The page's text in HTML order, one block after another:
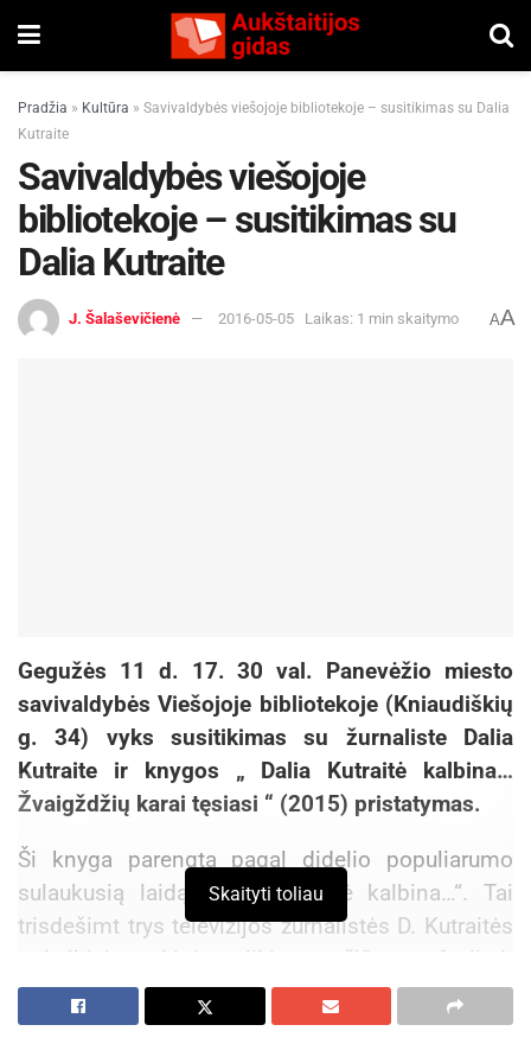
Pradžia » Kultūra » Savivaldybės viešojoje bibliotekoje – susitikimas su Dalia
Kutraite
Savivaldybės viešojoje
bibliotekoje – susitikimas su
Dalia Kutraite
J. Šalaševičienė 2016-05-05 Laikas: 1 min skaitymo AA
Gegužės 11 d. 17. 30 val. Panevėžio miesto
savivaldybės Viešojoje bibliotekoje (Kniaudiškių
g. 34) vyks susitikimas su žurnaliste Dalia
Kutraite ir knygos „ Dalia Kutraitė kalbina…
Žvaigždžių karai tęsiasi “ (2015) pristatymas.
Ši knyga parengta pagal didelio populiarumo
sulaukusią laidą „Dalia Kutraitė kalbina…“. Tai
trisdešimt trys televizijos žurnalistės D. Kutraitės
pokalbiai su skirtingų likimų, pažiūrų, profesijų ir
kartų žmonėmis. Tai lyg nuoširdi ir spalvinga to
laikmečio visuomenės nuotaikų ir nuomonių
Skaityti toliau